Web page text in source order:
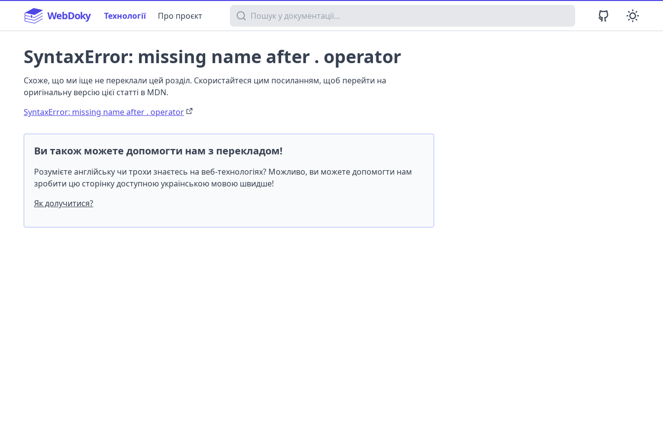
WebDoky Технології Про проєкт Пошук у документації
SyntaxError: missing name after . operator
Схоже, що ми іще не переклали цей розділ. Скористайтеся цим посиланням, щоб перейти на
оригінальну версію цієї статті в MDN.
SyntaxError: missing name after . operator
Ви також можете допомогти нам з перекладом!
Розумієте англійську чи трохи знаєтесь на веб-технологіях? Можливо, ви можете допомогти нам
зробити цю сторінку доступною українською мовою швидше!
Як долучитися?